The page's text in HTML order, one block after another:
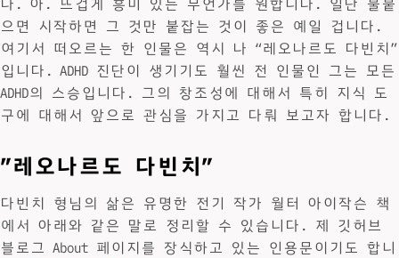
다. 아. 뜨겁게 흥미 있는 무언가를 원합니다. 일단 불붙
으면 시작하면 그 것만 붙잡는 것이 좋은 예일 겁니다.
여기서 떠오르는 한 인물은 역시 나 “레오나르도 다빈치”
입니다. ADHD 진단이 생기기도 훨씬 전 인물인 그는 모든
ADHD의 스승입니다. 그의 창조성에 대해서 특히 지식 도
구에 대해서 앞으로 관심을 가지고 다뤄 보고자 합니다.
”레오나르도 다빈치”
다빈치 형님의 삶은 유명한 전기 작가 월터 아이작슨 책
에서 아래와 같은 말로 정리할 수 있습니다. 제 깃허브
블로그 About 페이지를 장식하고 있는 인용문이기도 합니